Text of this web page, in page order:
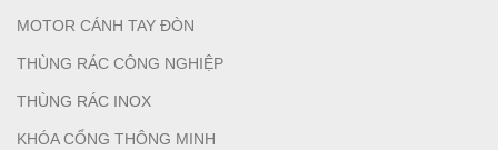
MOTOR CÁNH TAY ĐÒN
THÙNG RÁC CÔNG NGHIỆP
THÙNG RÁC INOX
KHÓA CỔNG THÔNG MINH